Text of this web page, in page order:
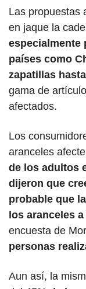
Las propuestas
en jaque la
especialmente
países como
zapatillas
gama de
afectados.
Los
aranceles
de los adultos
dijeron que
probable que
los aranceles
encuesta de
personas
Aun así, la